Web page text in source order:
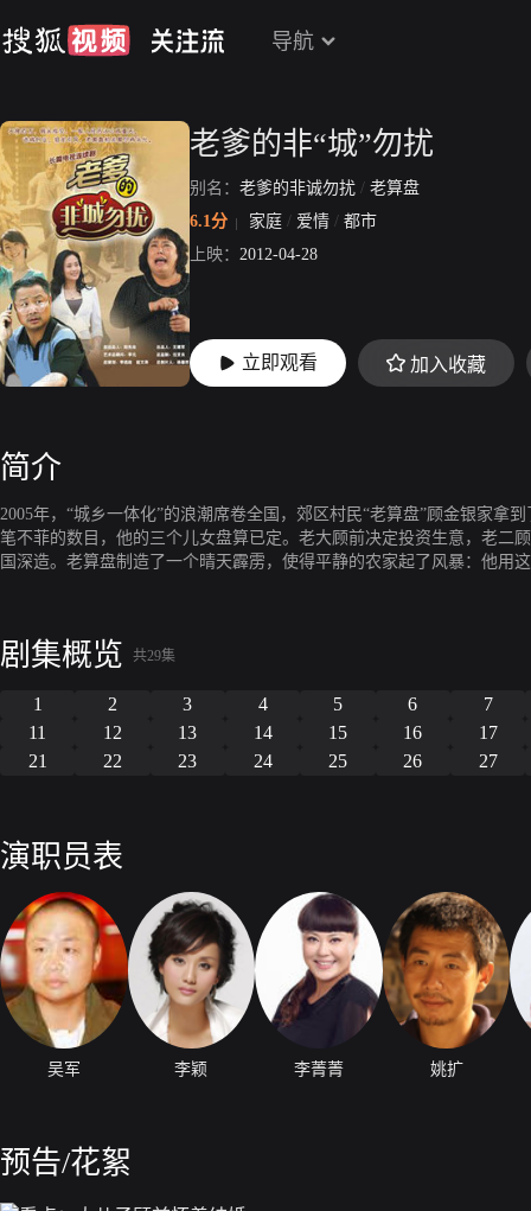
导航
老爹的非“城”勿扰
别名： 老爹的非诚勿扰 / 老算盘
6.1分
家庭 / 爱情 / 都市
上映： 2012-04-28
立即观看 加入收藏
简介
2005年，“城乡一体化”的浪潮席卷全国，郊区村民“老算盘”顾金银家拿
笔不菲的数目，他的三个儿女盘算已定。老大顾前决定投资生意，老二
国深造。老算盘制造了一个晴天霹雳，使得平静的农家起了风暴：他用
人生阶梯、刷新着自己的精神世界。
剧集概览 共29集
1 2 3 4 5 6
7
11
12 13 14 15 16
17
21
22 23 24 25 26 27
演职员表
吴军 李颖 李菁菁 姚扩
预告/花絮